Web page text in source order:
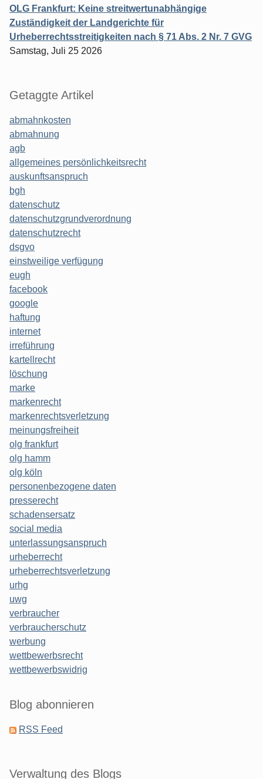
OLG Frankfurt: Keine streitwertunabhängige
Zuständigkeit der Landgerichte für
Urheberrechtsstreitigkeiten nach § 71 Abs. 2 Nr. 7 GVG
Samstag, Juli 25 2026
Getaggte Artikel
abmahnkosten
abmahnung
agb
allgemeines persönlichkeitsrecht
auskunftsanspruch
bgh
datenschutz
datenschutzgrundverordnung
datenschutzrecht
dsgvo
einstweilige verfügung
eugh
facebook
google
haftung
internet
irreführung
kartellrecht
löschung
marke
markenrecht
markenrechtsverletzung
meinungsfreiheit
olg frankfurt
olg hamm
olg köln
personenbezogene daten
presserecht
schadensersatz
social media
unterlassungsanspruch
urheberrecht
urheberrechtsverletzung
urhg
uwg
verbraucher
verbraucherschutz
werbung
wettbewerbsrecht
wettbewerbswidrig
Blog abonnieren
RSS Feed
Verwaltung des Blogs